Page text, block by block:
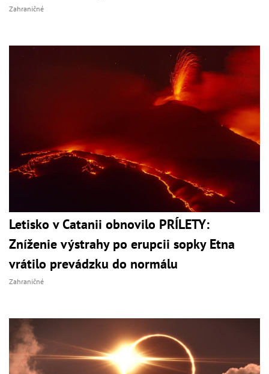
Zahraničné
Letisko v Catanii obnovilo PRÍLETY:
Zníženie výstrahy po erupcii sopky Etna
vrátilo prevádzku do normálu
Zahraničné